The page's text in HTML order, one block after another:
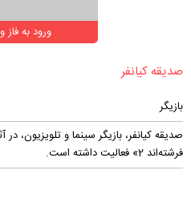
ورود به فاز
‏صدیقه کیانفر‏
بازیگر
صدیقه کیانفر، بازیگر سینما و تلویزیون،
فرشته‌اند 2» فعالیت داشته است.